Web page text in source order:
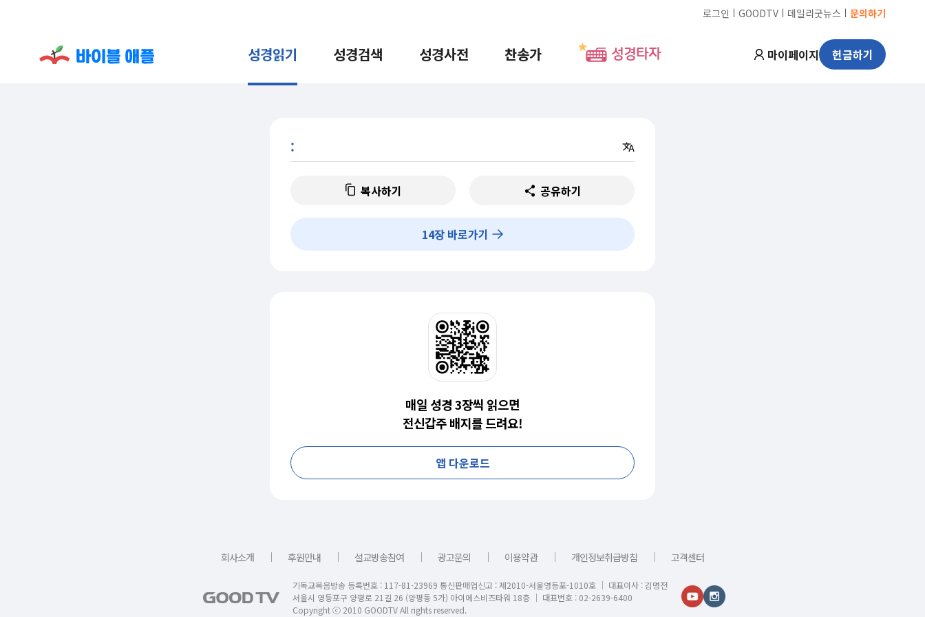
로그인 ㅣ GOODTV ㅣ 데일리굿뉴스 ㅣ 문의하기
성경읽기 성경검색 성경사전 찬송가 성경타자 마이페이지 헌금하기
:
복사하기 공유하기
14장 바로가기
매일 성경 3장씩 읽으면
전신갑주 배지를 드려요!
앱 다운로드
회사소개 ｜ 후원안내 ｜ 설교방송참여 ｜ 광고문의 ｜ 이용약관 ｜ 개인정보취급방침 ｜ 고객센터
기독교복음방송 등록번호 : 117-81-23969 통신판매업신고 : 제2010-서울영등포-1010호 │ 대표이사 : 김명전
서울시 영등포구 양평로 21길 26 (양평동 5가) 아이에스비즈타워 18층 │ 대표번호 : 02-2639-6400
Copyright ⓒ 2010 GOODTV All rights reserved.